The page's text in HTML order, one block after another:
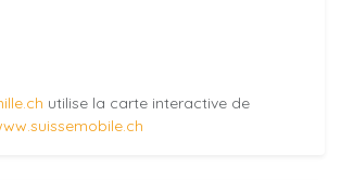
utilise la carte interactive de